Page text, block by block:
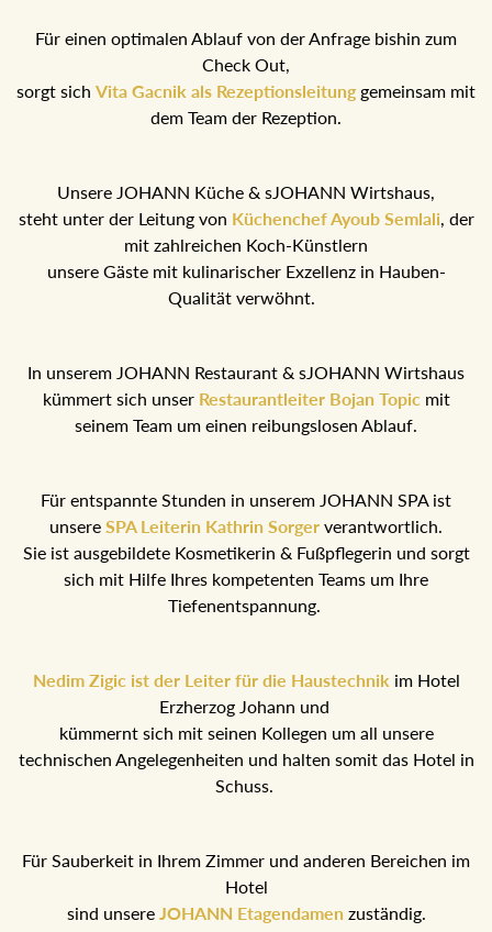
Für einen optimalen Ablauf von der Anfrage bishin zum
Check Out,
sorgt sich Vita Gacnik als Rezeptionsleitunggemeinsam mit
dem Team der Rezeption.
Unsere JOHANN Küche & sJOHANN Wirtshaus,
steht unter der Leitung von Küchenchef Ayoub Semlali, der
mit zahlreichen Koch-Künstlern
unsere Gäste mit kulinarischer Exzellenz in Hauben-
Qualität verwöhnt.
In unserem JOHANN Restaurant & sJOHANN Wirtshaus
kümmert sich unser Restaurantleiter Bojan Topic mit
seinem Team um einen reibungslosen Ablauf.
Für entspannte Stunden in unserem JOHANN SPA ist
unsere SPA Leiterin Kathrin Sorger verantwortlich.
Sie ist ausgebildete Kosmetikerin & Fußpflegerin und sorgt
sich mit Hilfe Ihres kompetenten Teams um Ihre
Tiefenentspannung.
Nedim Zigic ist der Leiter für die Haustechnik im Hotel
Erzherzog Johann und
kümmernt sich mit seinen Kollegen um all unsere
technischen Angelegenheiten und halten somit das Hotel in
Schuss.
Für Sauberkeit in Ihrem Zimmer und anderen Bereichen im
Hotel
sind unsereJOHANN Etagendamen zuständig.